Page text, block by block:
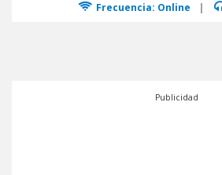
Frecuencia: Online |
Publicidad